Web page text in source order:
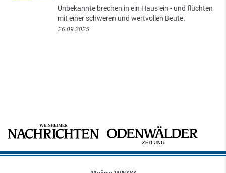
Unbekannte brechen in ein Haus ein - und flüchten
mit einer schweren und wertvollen Beute.
26.09.2025